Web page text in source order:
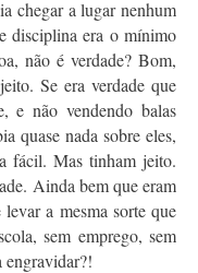
chegar a lugar nenhum
disciplina era o mínimo
não é verdade? Bom,
Se era verdade que
e não vendendo balas
quase nada sobre eles,
fácil. Mas tinham jeito.
Ainda bem que eram
a mesma sorte que
sem emprego, sem
engravidar?!